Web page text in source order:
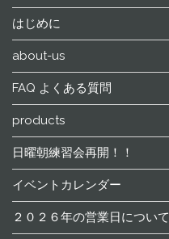
はじめに
about-us
FAQ よくある質問
products
日曜朝練習会再開！！
イベントカレンダー
２０２６年の営業日について